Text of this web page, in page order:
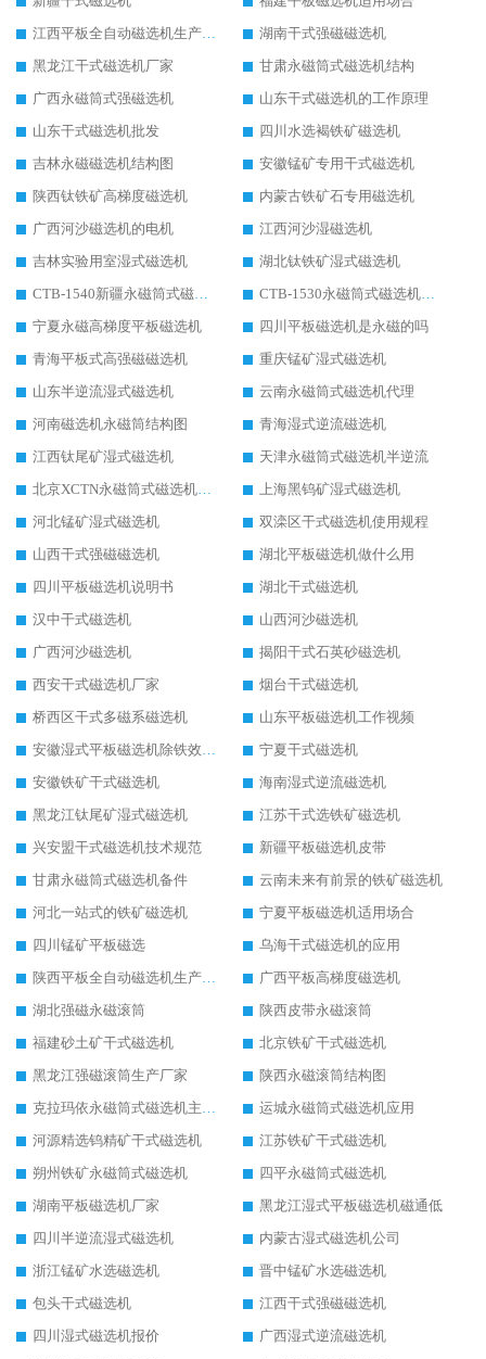
江西平板全自动磁选机生产厂家
湖南干式强磁磁选机
黑龙江干式磁选机厂家
甘肃永磁筒式磁选机结构
广西永磁筒式强磁选机
山东干式磁选机的工作原理
山东干式磁选机批发
四川水选褐铁矿磁选机
吉林永磁磁选机结构图
安徽锰矿专用干式磁选机
陕西钛铁矿高梯度磁选机
内蒙古铁矿石专用磁选机
广西河沙磁选机的电机
江西河沙湿磁选机
吉林实验用室湿式磁选机
湖北钛铁矿湿式磁选机
CTB-1540新疆永磁筒式磁选机
CTB-1530永磁筒式磁选机代理商
宁夏永磁高梯度平板磁选机
四川平板磁选机是永磁的吗
青海平板式高强磁磁选机
重庆锰矿湿式磁选机
山东半逆流湿式磁选机
云南永磁筒式磁选机代理
河南磁选机永磁筒结构图
青海湿式逆流磁选机
江西钛尾矿湿式磁选机
天津永磁筒式磁选机半逆流
北京XCTN永磁筒式磁选机磁块位置
上海黑钨矿湿式磁选机
河北锰矿湿式磁选机
双滦区干式磁选机使用规程
山西干式强磁磁选机
湖北平板磁选机做什么用
四川平板磁选机说明书
湖北干式磁选机
汉中干式磁选机
山西河沙磁选机
广西河沙磁选机
揭阳干式石英砂磁选机
西安干式磁选机厂家
烟台干式磁选机
桥西区干式多磁系磁选机
山东平板磁选机工作视频
安徽湿式平板磁选机除铁效果怎么样
宁夏干式磁选机
安徽铁矿干式磁选机
海南湿式逆流磁选机
黑龙江钛尾矿湿式磁选机
江苏干式选铁矿磁选机
兴安盟干式磁选机技术规范
新疆平板磁选机皮带
甘肃永磁筒式磁选机备件
云南未来有前景的铁矿磁选机
河北一站式的铁矿磁选机
宁夏平板磁选机适用场合
四川锰矿平板磁选
乌海干式磁选机的应用
陕西平板全自动磁选机生产厂家
广西平板高梯度磁选机
湖北强磁永磁滚筒
陕西皮带永磁滚筒
福建砂土矿干式磁选机
北京铁矿干式磁选机
黑龙江强磁滚筒生产厂家
陕西永磁滚筒结构图
克拉玛依永磁筒式磁选机主要技术参数
运城永磁筒式磁选机应用
河源精选钨精矿干式磁选机
江苏铁矿干式磁选机
朔州铁矿永磁筒式磁选机
四平永磁筒式磁选机
湖南平板磁选机厂家
黑龙江湿式平板磁选机磁通低
四川半逆流湿式磁选机
内蒙古湿式磁选机公司
浙江锰矿水选磁选机
晋中锰矿水选磁选机
包头干式磁选机
江西干式强磁磁选机
四川湿式磁选机报价
广西湿式逆流磁选机